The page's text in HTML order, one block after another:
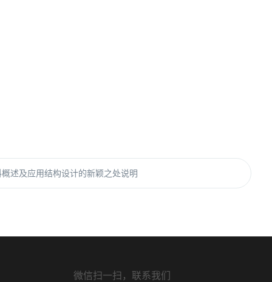
述及应用结构设计的新颖之处说明
微信扫一扫，联系我们